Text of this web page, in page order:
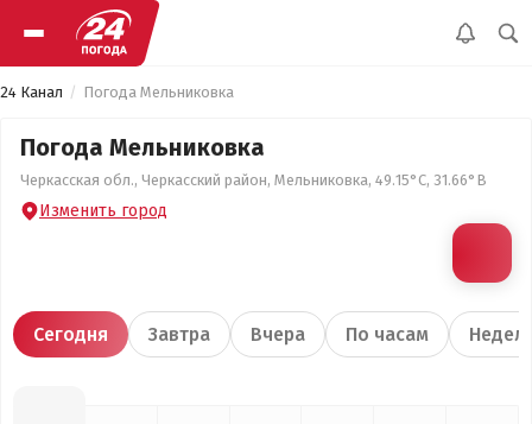
24 Канал Погода Мельниковка
Погода Мельниковка
Черкасская обл., Черкасский район, Мельниковка, 49.15°С, 31.66°В
Изменить город
Сегодня Завтра Вчера По часам